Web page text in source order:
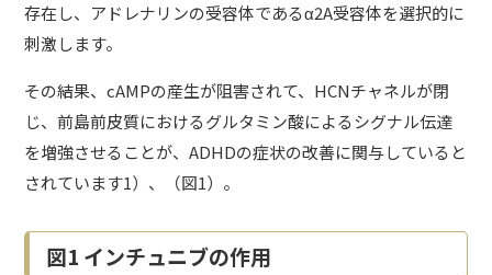
存在し、アドレナリンの受容体であるα2A受容体を選択的に
刺激します。
その結果、cAMPの産生が阻害されて、HCNチャネルが閉
じ、前島前皮質におけるグルタミン酸によるシグナル伝達
を増強させることが、ADHDの症状の改善に関与していると
されています1）、（図1）。
図1 インチュニブの作用